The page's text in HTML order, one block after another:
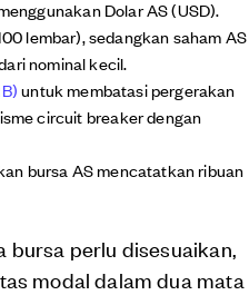
Dolar AS (USD).
lembar), sedangkan saham AS
nominal kecil.
untuk membatasi pergerakan
circuit breaker dengan
bursa AS mencatatkan ribuan
perlu disesuaikan,
modal dalam dua mata